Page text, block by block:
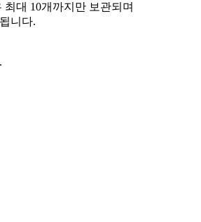
대 10개까지만 보관되며
니다.